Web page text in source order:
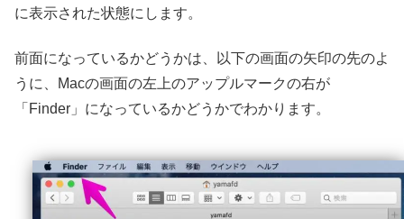
に表示された状態にします。
前面になっているかどうかは、以下の画面の矢印の先のよ
うに、Macの画面の左上のアップルマークの右が
「Finder」になっているかどうかでわかります。